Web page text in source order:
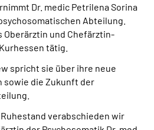
Dr. medic Petrilena Sorina
Abteilung.
Oberärztin und Chefärztin-
tätig.
spricht sie über ihre neue
sowie die Zukunft der
verabschieden wir